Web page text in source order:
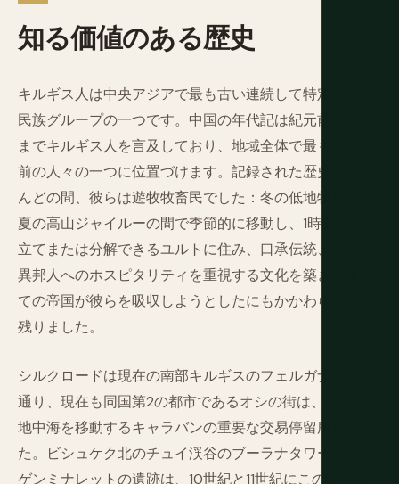
知る価値のある歴史
キルギス人は中央アジアで最も古い連続して特定された
民族グループの一つです。中国の年代記は紀元前201年
までキルギス人を言及しており、地域全体で最も早い名
前の人々の一つに位置づけます。記録された歴史のほと
んどの間、彼らは遊牧牧畜民でした：冬の低地牧草地と
夏の高山ジャイルーの間で季節的に移動し、1時間で組み
立てまたは分解できるユルトに住み、口承伝統、馬術、
異邦人へのホスピタリティを重視する文化を築き、すべ
ての帝国が彼らを吸収しようとしたにもかかわらず生き
残りました。
シルクロードは現在の南部キルギスのフェルガナ渓谷を
通り、現在も同国第2の都市であるオシの街は、中国と
地中海を移動するキャラバンの重要な交易停留所でし
た。ビシュケク北のチュイ渓谷のブーラナタワーとウズ
ゲンミナレットの遺跡は、10世紀と11世紀にこの領土を